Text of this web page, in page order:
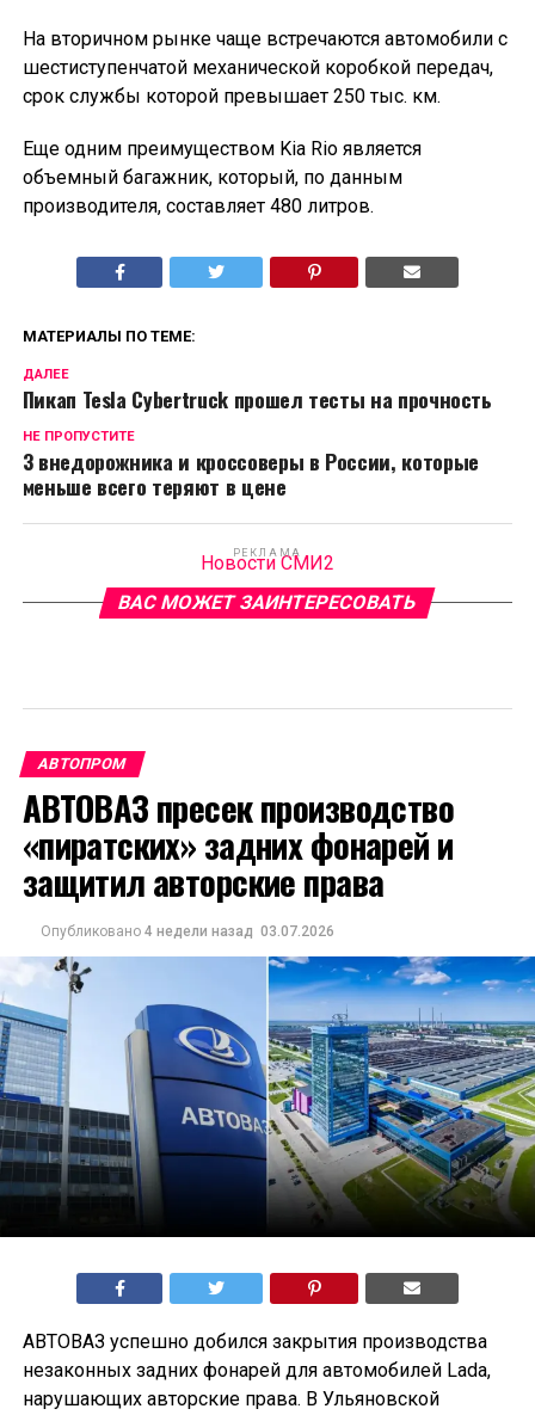
На вторичном рынке чаще встречаются автомобили с
шестиступенчатой механической коробкой передач,
срок службы которой превышает 250 тыс. км.
Еще одним преимуществом Kia Rio является
объемный багажник, который, по данным
производителя, составляет 480 литров.
МАТЕРИАЛЫ ПО ТЕМЕ:
ДАЛЕЕ
Пикап Tesla Cybertruck прошел тесты на прочность
НЕ ПРОПУСТИТЕ
3 внедорожника и кроссоверы в России, которые
меньше всего теряют в цене
РЕКЛАМА
Новости СМИ2
ВАС МОЖЕТ ЗАИНТЕРЕСОВАТЬ
АВТОПРОМ
АВТОВАЗ пресек производство
«пиратских» задних фонарей и
защитил авторские права
Опубликовано 4 недели назад 03.07.2026
АВТОВАЗ успешно добился закрытия производства
незаконных задних фонарей для автомобилей Lada,
нарушающих авторские права. В Ульяновской